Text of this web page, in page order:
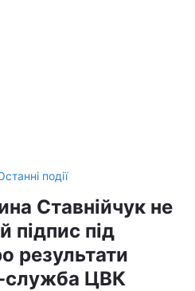
події
Ставнійчук не
підпис під
результати
служба ЦВК